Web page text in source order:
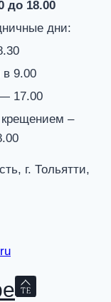
до 18.00
дни:
в 9.00
17.00
–
г. Тольятти,